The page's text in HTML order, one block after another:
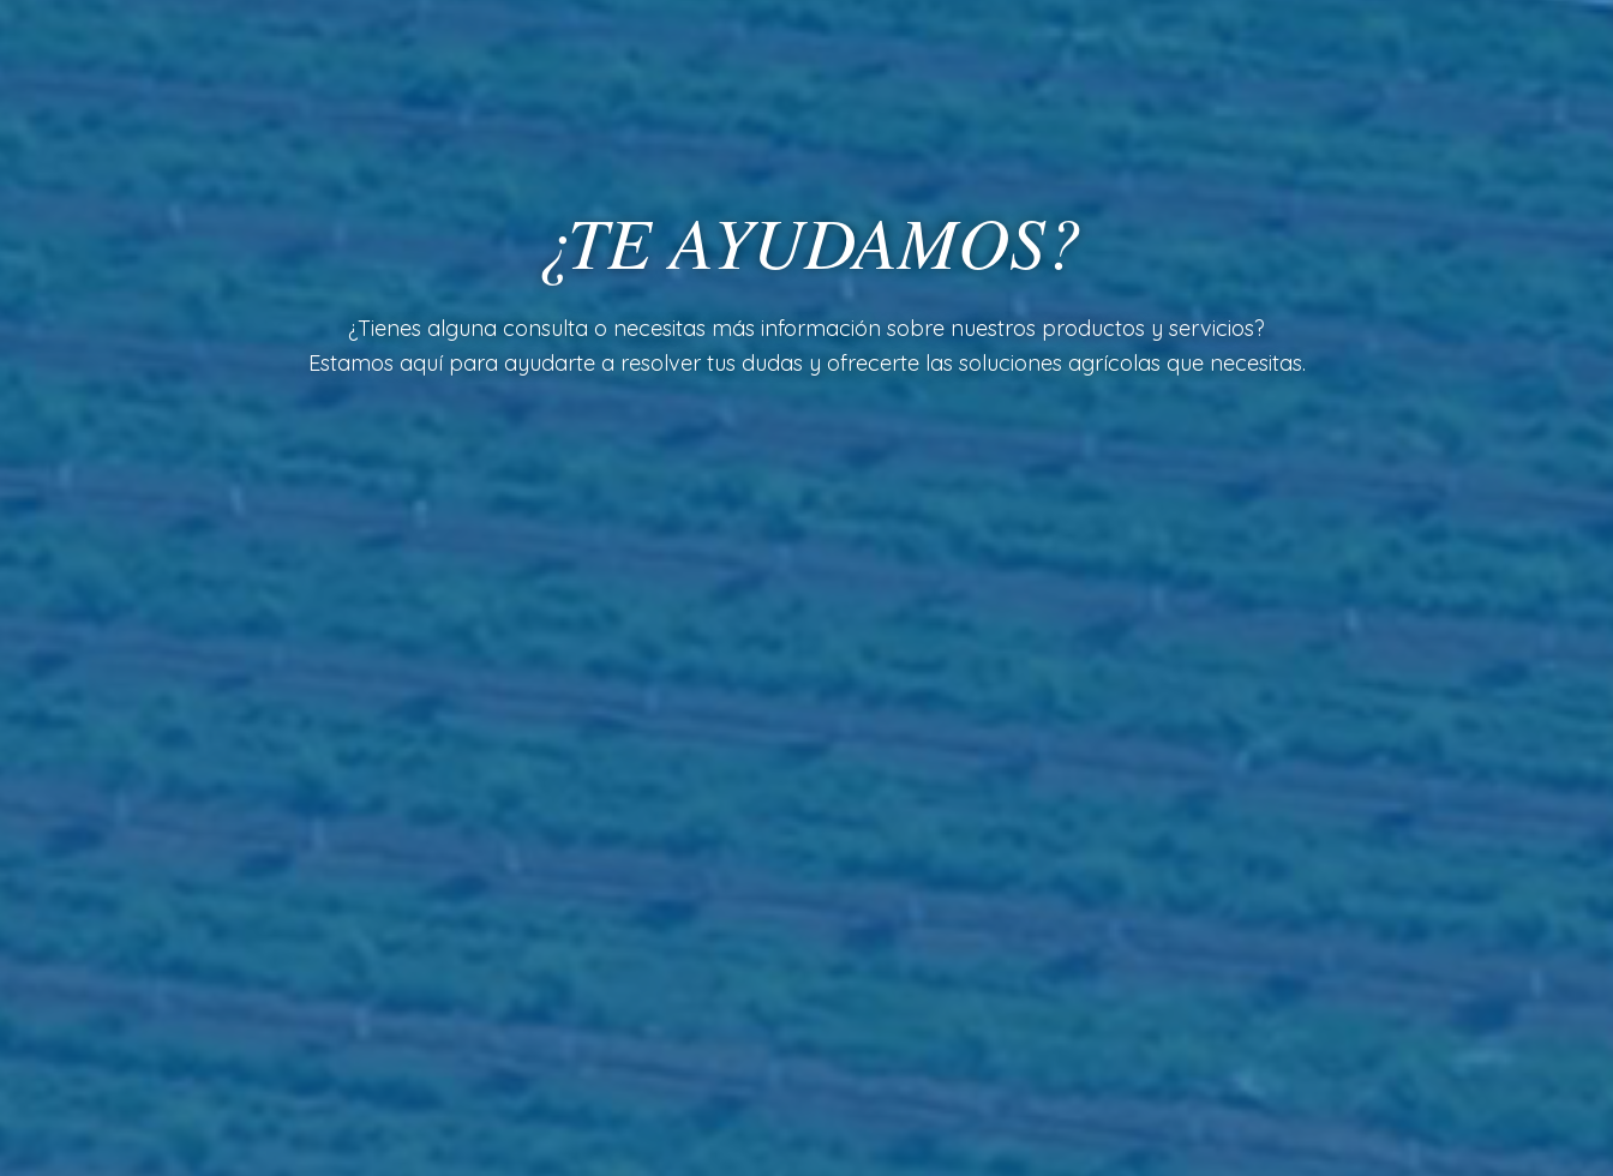
¿TE AYUDAMOS?
¿Tienes alguna consulta o necesitas más información sobre nuestros productos y servicios?
Estamos aquí para ayudarte a resolver tus dudas y ofrecerte las soluciones agrícolas que necesitas.